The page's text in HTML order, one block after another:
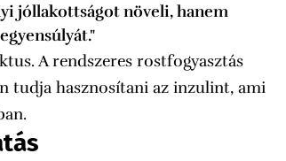
jóllakottságot növeli, hanem
A rendszeres rostfogyasztás
tudja hasznosítani az inzulint, ami